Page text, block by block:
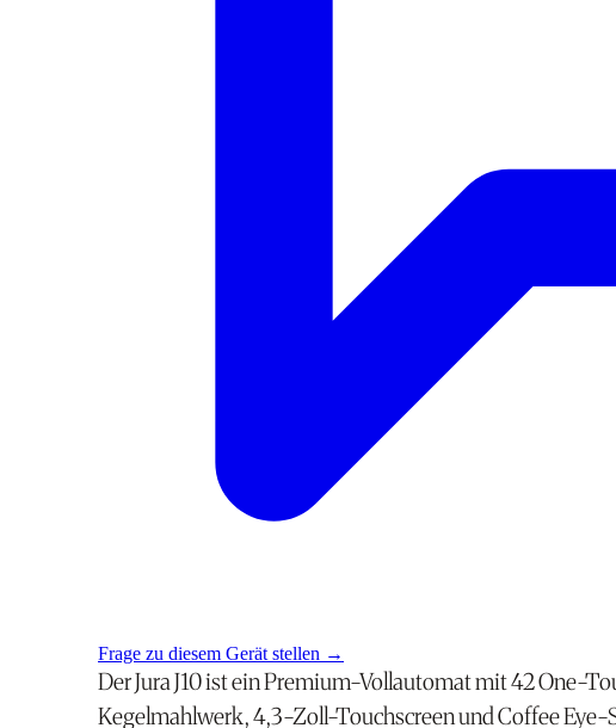
Frage zu diesem Gerät stellen →
Der Jura J10 ist ein Premium-Vollautomat mit 42 One-
Kegelmahlwerk, 4,3-Zoll-Touchscreen und Coffee